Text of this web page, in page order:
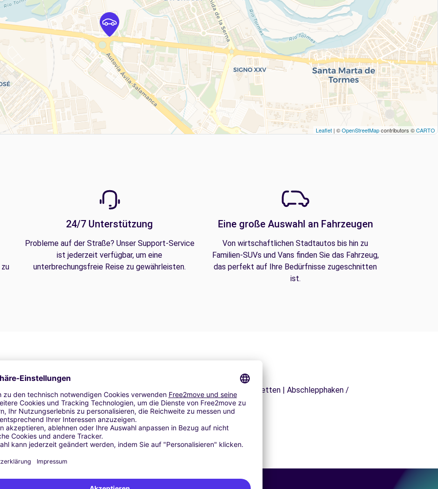
Leaflet | ©OpenStreetMapcontributors ©CARTO
24/7 Unterstützung
Probleme auf der Straße? Unser Support-Service
ist jederzeit verfügbar, um eine
unterbrechungsfreie Reise zu gewährleisten.
Eine große Auswahl an Fahrzeugen
Von wirtschaftlichen Stadtautos bis hin zu
Familien-SUVs und Vans finden Sie das Fahrzeug,
das perfekt auf Ihre Bedürfnisse zugeschnitten
ist.
| GPS | Umzugs Kit | Dachkoffer | Dachträger | Skiträger | Schneeketten | Abschlepphaken /